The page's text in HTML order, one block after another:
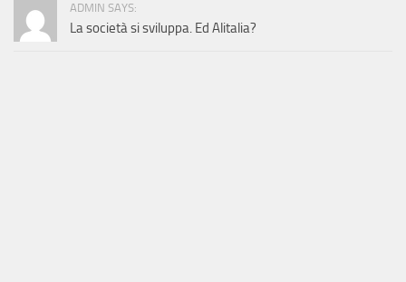
ADMIN SAYS:
La società si sviluppa. Ed Alitalia?